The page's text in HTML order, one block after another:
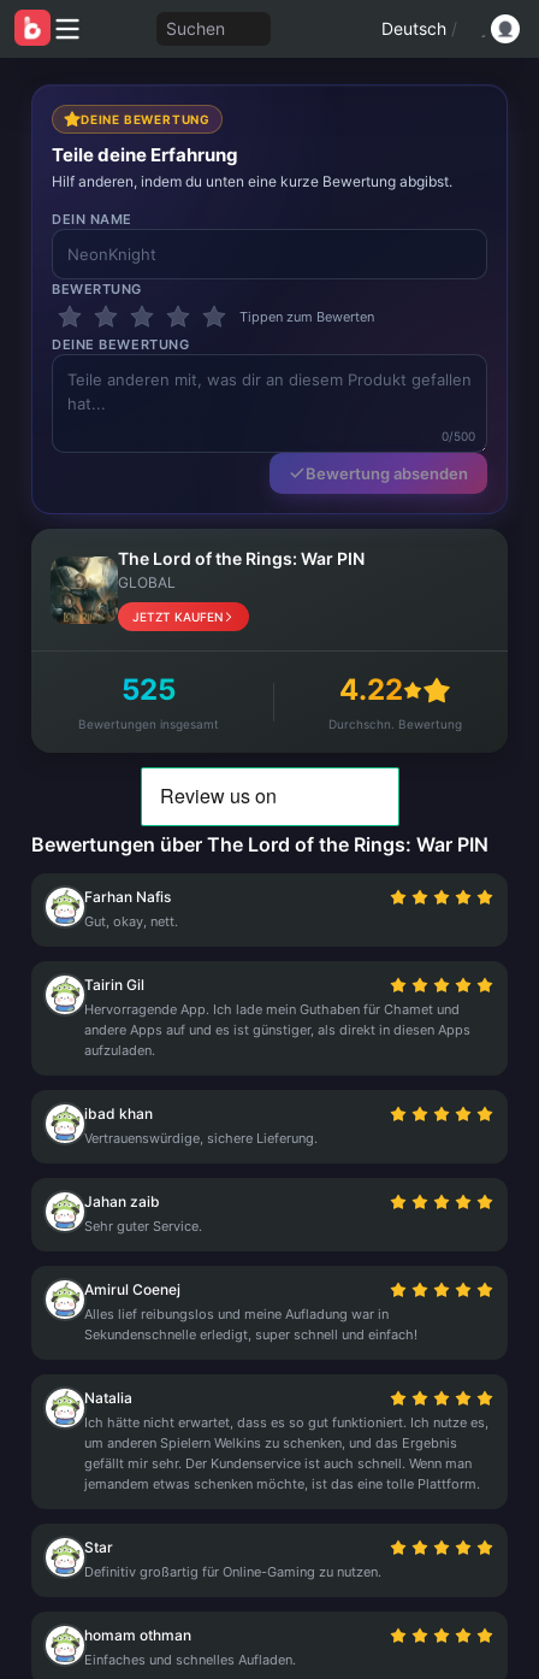
Suchen Deutsch /
DEINE BEWERTUNG
Teile deine Erfahrung
Hilf anderen, indem du unten eine kurze Bewertung abgibst.
DEIN NAME
BEWERTUNG
Tippen zum Bewerten
DEINE BEWERTUNG
0/500
Bewertung absenden
The Lord of the Rings: War PIN
GLOBAL
JETZT KAUFEN
525
Bewertungen insgesamt
4.22
Durchschn. Bewertung
Bewertungen über The Lord of the Rings: War PIN
Farhan Nafis
Gut, okay, nett.
Tairin Gil
Hervorragende App. Ich lade mein Guthaben für Chamet und
andere Apps auf und es ist günstiger, als direkt in diesen Apps
aufzuladen.
ibad khan
Vertrauenswürdige, sichere Lieferung.
Jahan zaib
Sehr guter Service.
Amirul Coenej
Alles lief reibungslos und meine Aufladung war in
Sekundenschnelle erledigt, super schnell und einfach!
Natalia
Ich hätte nicht erwartet, dass es so gut funktioniert. Ich nutze es,
um anderen Spielern Welkins zu schenken, und das Ergebnis
gefällt mir sehr. Der Kundenservice ist auch schnell. Wenn man
jemandem etwas schenken möchte, ist das eine tolle Plattform.
Star
Definitiv großartig für Online-Gaming zu nutzen.
homam othman
Einfaches und schnelles Aufladen.